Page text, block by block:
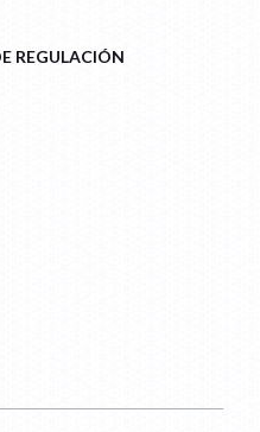
REGULACIÓN